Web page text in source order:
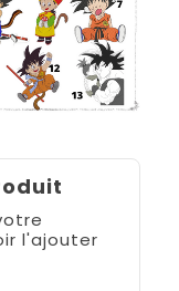
l'ajouter